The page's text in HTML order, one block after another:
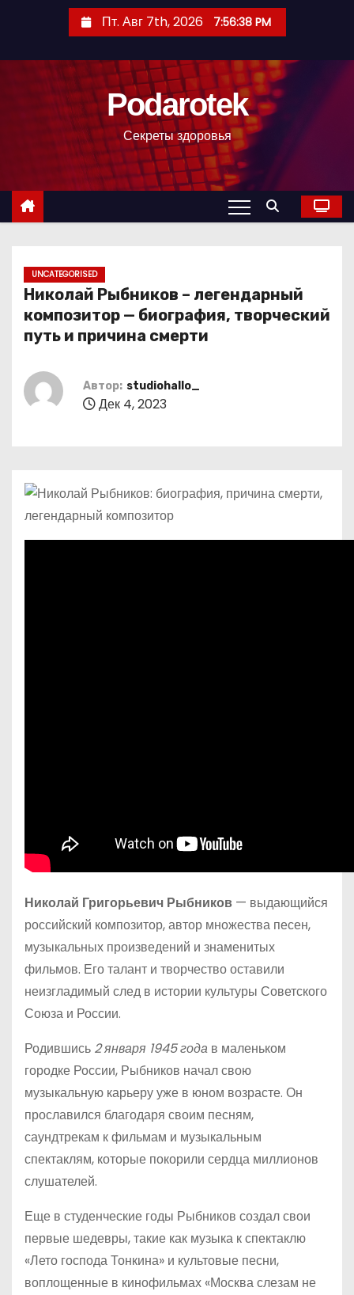
с
Пт. Авг 7th, 2026 7:56:39 PM
Podarotek
Секреты здоровья
UNCATEGORISED
Николай Рыбников – легендарный
композитор — биография, творческий
путь и причина смерти
Автор: studiohallo_
Дек 4, 2023
Николай Григорьевич Рыбников — выдающийся
российский композитор, автор множества песен,
музыкальных произведений и знаменитых
фильмов. Его талант и творчество оставили
неизгладимый след в истории культуры Советского
Союза и России.
Родившись 2 января 1945 года в маленьком
городке России, Рыбников начал свою
музыкальную карьеру уже в юном возрасте. Он
прославился благодаря своим песням,
саундтрекам к фильмам и музыкальным
спектаклям, которые покорили сердца миллионов
слушателей.
Еще в студенческие годы Рыбников создал свои
первые шедевры, такие как музыка к спектаклю
«Лето господа Тонкина» и культовые песни,
воплощенные в кинофильмах «Москва слезам не